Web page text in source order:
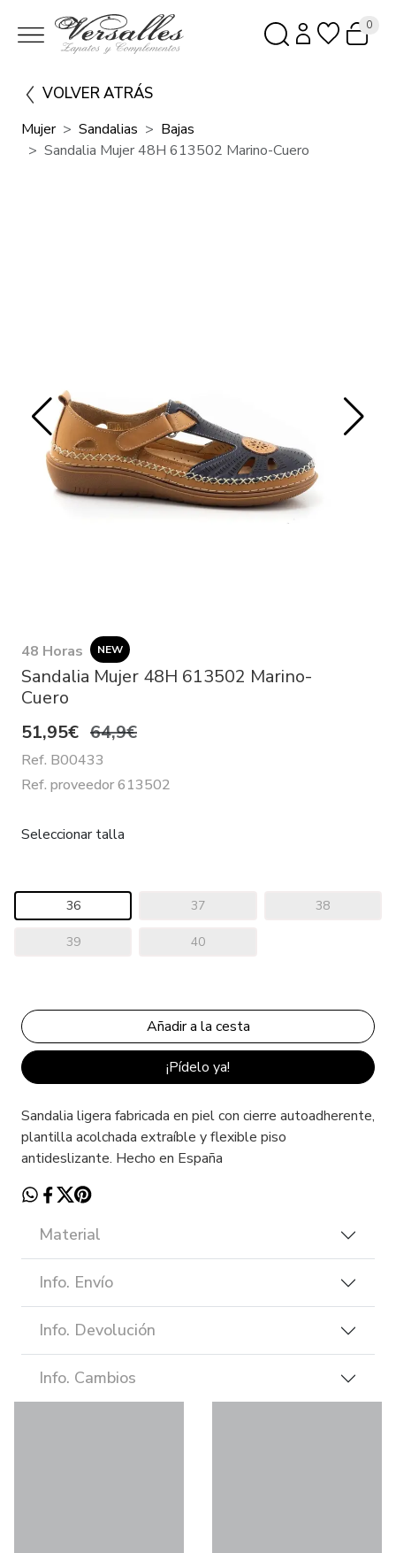
0
VOLVER ATRÁS
Mujer Sandalias
Bajas
Sandalia Mujer 48H 613502 Marino-Cuero
48 Horas NEW
Sandalia Mujer 48H 613502 Marino-
Cuero
51,95€ 64,9€
Ref. B00433
Ref. proveedor 613502
Seleccionar talla
36 37 38
39 40
¡Pídelo ya!
Sandalia ligera fabricada en piel con cierre autoadherente,
plantilla acolchada extraíble y flexible piso
antideslizante. Hecho en España
Material
Info. Envío
Info. Devolución
Info. Cambios